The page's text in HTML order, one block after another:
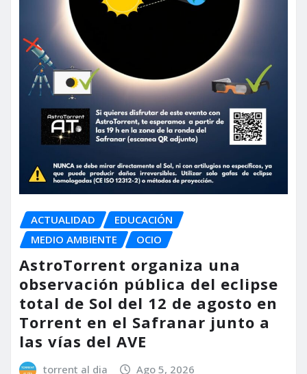
ACTUALIDAD
EDUCACIÓN
MEDIO AMBIENTE
OCIO
AstroTorrent organiza una
observación pública del eclipse
total de Sol del 12 de agosto en
Torrent en el Safranar junto a
las vías del AVE
torrent al dia Ago 5, 2026